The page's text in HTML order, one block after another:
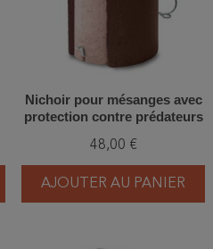
Nichoir pour mésanges avec
protection contre prédateurs
Schwegler (3SV - 122/1)
48,00 €
AJOUTER AU PANIER